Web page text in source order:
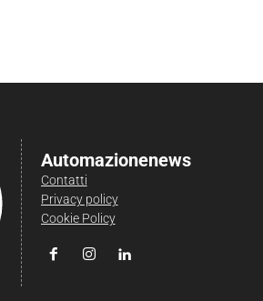
Automazionenews
Contatti
Privacy policy
Cookie Policy